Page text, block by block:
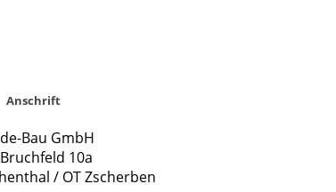
Anschrift
Bau GmbH
10a
/ OT Zscherben